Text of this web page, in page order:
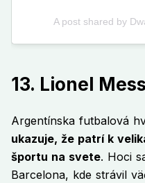
13. Lionel
Argentínska futbalová
ukazuje, že patrí k
športu na svete. Hoci
Barcelona, kde strávil